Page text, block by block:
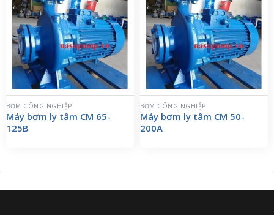
BƠM CÔNG NGHIỆP
Máy bơm ly tâm CM 65-
125B
BƠM CÔNG NGHIỆP
Máy bơm ly tâm CM 50-
200A